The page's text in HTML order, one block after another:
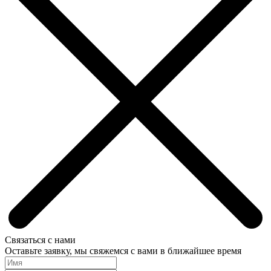
Связаться с нами
Оставьте заявку, мы свяжемся с вами в ближайшее время